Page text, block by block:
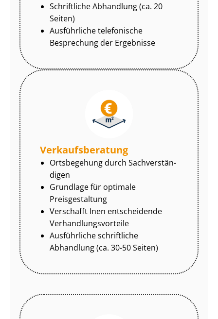
Schriftliche Abhandlung (ca. 20
Seiten)
Ausführliche telefonische
Besprechung der Ergebnisse
Ver­kaufs­be­ra­tung
Ortsbegehung durch Sach­ver­stän­
di­gen
Grundlage für optimale
Preisgestaltung
Verschafft Inen entscheidende
Ver­hand­lungs­vor­tei­le
Ausführliche schriftliche
Abhandlung (ca. 30-50 Seiten)